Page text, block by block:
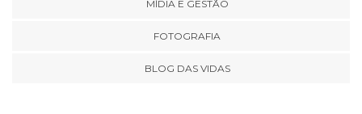
MÍDIA E GESTÃO
FOTOGRAFIA
BLOG DAS VIDAS